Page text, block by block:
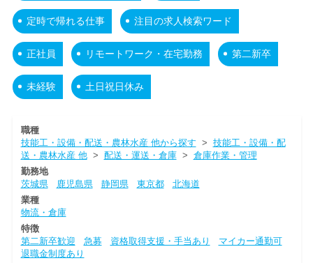
定時で帰れる仕事 注目の求人検索ワード
正社員 リモートワーク・在宅勤務 第二新卒
未経験 土日祝日休み
職種
技能工・設備・配送・農林水産 他から探す > 技能工・設備・配
送・農林水産 他> 配送・運送・倉庫> 倉庫作業・管理
勤務地
茨城県
鹿児島県 静岡県 東京都
北海道
業種
物流・倉庫
特徴
第二新卒歓迎
急募 資格取得支援・手当あり
マイカー通勤可
退職金制度あり